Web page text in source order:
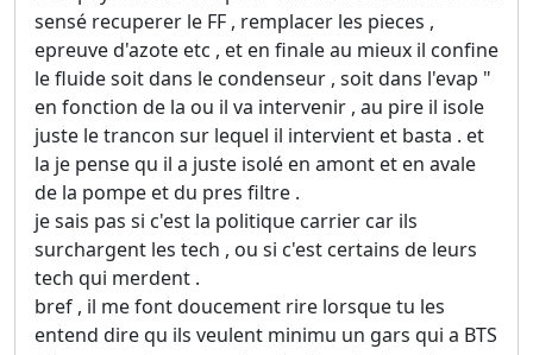
sensé recuperer le FF , remplacer les pieces ,
epreuve d'azote etc , et en finale au mieux il confine
le fluide soit dans le condenseur , soit dans l'evap "
en fonction de la ou il va intervenir , au pire il isole
juste le trancon sur lequel il intervient et basta . et
la je pense qu il a juste isolé en amont et en avale
de la pompe et du pres filtre .
je sais pas si c'est la politique carrier car ils
surchargent les tech , ou si c'est certains de leurs
tech qui merdent .
bref , il me font doucement rire lorsque tu les
entend dire qu ils veulent minimu un gars qui a BTS